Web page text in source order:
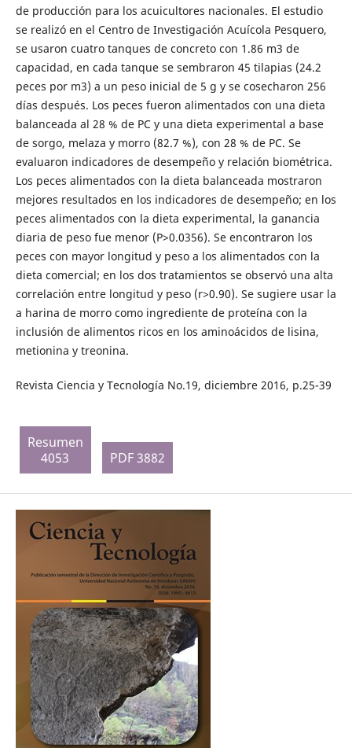
de producción para los acuicultores nacionales. El estudio
se realizó en el Centro de Investigación Acuícola Pesquero,
se usaron cuatro tanques de concreto con 1.86 m3 de
capacidad, en cada tanque se sembraron 45 tilapias (24.2
peces por m3) a un peso inicial de 5 g y se cosecharon 256
días después. Los peces fueron alimentados con una dieta
balanceada al 28 % de PC y una dieta experimental a base
de sorgo, melaza y morro (82.7 %), con 28 % de PC. Se
evaluaron indicadores de desempeño y relación biométrica.
Los peces alimentados con la dieta balanceada mostraron
mejores resultados en los indicadores de desempeño; en los
peces alimentados con la dieta experimental, la ganancia
diaria de peso fue menor (P>0.0356). Se encontraron los
peces con mayor longitud y peso a los alimentados con la
dieta comercial; en los dos tratamientos se observó una alta
correlación entre longitud y peso (r>0.90). Se sugiere usar la
a harina de morro como ingrediente de proteína con la
inclusión de alimentos ricos en los aminoácidos de lisina,
metionina y treonina.
Revista Ciencia y Tecnología No.19, diciembre 2016, p.25-39
Resumen
4053
PDF 3882